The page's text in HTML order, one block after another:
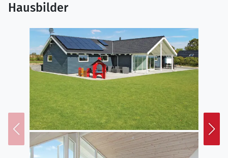
Hausbilder